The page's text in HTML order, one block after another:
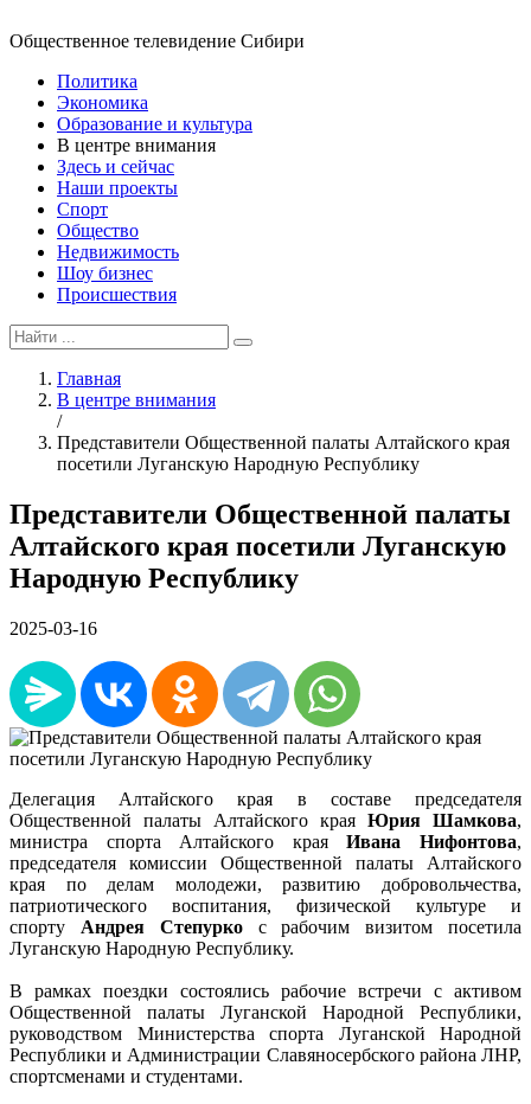
Общественное телевидение Сибири
Политика
Экономика
Образование и культура
В центре внимания
Здесь и сейчас
Наши проекты
Спорт
Общество
Недвижимость
Шоу бизнес
Происшествия
Главная
В центре внимания
/
Представители Общественной палаты Алтайского края
посетили Луганскую Народную Республику
Представители Общественной палаты
Алтайского края посетили Луганскую
Народную Республику
2025-03-16
Делегация Алтайского края в составе председателя
Общественной палаты Алтайского края Юрия Шамкова,
министра спорта Алтайского краяИвана Нифонтова,
председателя комиссии Общественной палаты Алтайского
края по делам молодежи, развитию добровольчества,
патриотического воспитания, физической культуре и
спорту Андрея Степуркос рабочим визитом посетила
Луганскую Народную Республику.
В рамках поездки состоялись рабочие встречи с активом
Общественной палаты Луганской Народной Республики,
руководством Министерства спорта Луганской Народной
Республики и Администрации Славяносербского района ЛНР,
спортсменами и студентами.